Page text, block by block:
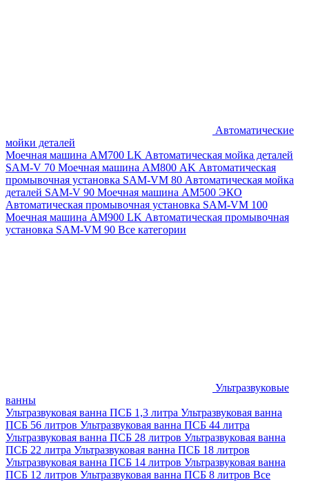
Автоматические
мойки деталей
Моечная машина AM700 LK Автоматическая мойка деталей
SAM-V 70 Моечная машина АМ800 AK Автоматическая
промывочная установка SAM-VM 80 Автоматическая мойка
деталей SAM-V 90 Моечная машина АМ500 ЭКО
Автоматическая промывочная установка SAM-VM 100
Моечная машина AM900 LK Автоматическая промывочная
установка SAM-VM 90 Все категории
Ультразвуковые
ванны
Ультразвуковая ванна ПСБ 1,3 литра Ультразвуковая ванна
ПСБ 56 литров Ультразвуковая ванна ПСБ 44 литра
Ультразвуковая ванна ПСБ 28 литров Ультразвуковая ванна
ПСБ 22 литра Ультразвуковая ванна ПСБ 18 литров
Ультразвуковая ванна ПСБ 14 литров Ультразвуковая ванна
ПСБ 12 литров Ультразвуковая ванна ПСБ 8 литров Все